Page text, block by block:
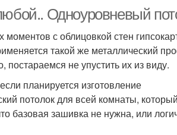
Одноуровневый
с облицовкой стен
такой же металлический
не упустить их из виду.
планируется изготовление
потолок для всей комнаты, который
базовая зашивка не нужна, или